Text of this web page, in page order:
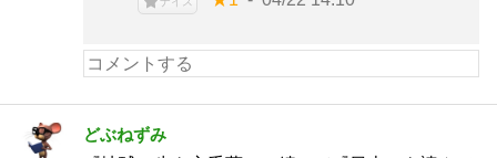
どぶねずみ